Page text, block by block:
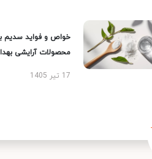
خواص و فواید سدیم
محصولات آرایشی
17 تیر 1405